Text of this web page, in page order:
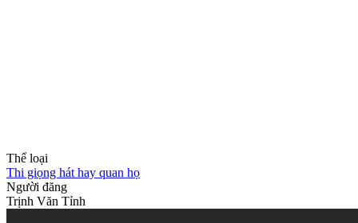
Thể loại
Thi giọng hát hay quan họ
Người đăng
Trịnh Văn Tỉnh